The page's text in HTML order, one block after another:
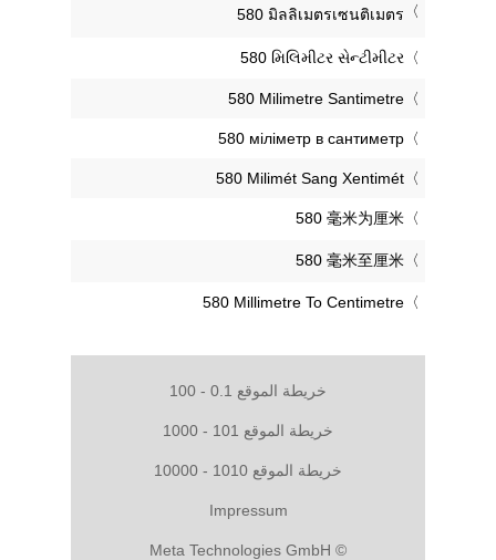
‎580 มิลลิเมตรเซนติเมตร
‎580 મિલિમીટર સેન્ટીમીટર
‎580 Milimetre Santimetre
‎580 міліметр в сантиметр
‎580 Milimét Sang Xentimét
‎580 毫米为厘米
‎580 毫米至厘米
‎580 Millimetre To Centimetre
خريطة الموقع 0.1 - 100
خريطة الموقع 101 - 1000
خريطة الموقع 1010 - 10000
Impressum
© Meta Technologies GmbH